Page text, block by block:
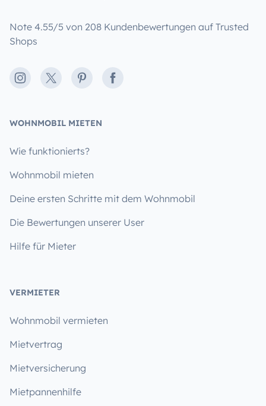
Note 4.55/5 von 208 Kundenbewertungen auf Trusted
Shops
Instagram
X PinterestFacebook
WOHNMOBIL MIETEN
Wie funktionierts?
Wohnmobil mieten
Deine ersten Schritte mit dem Wohnmobil
Die Bewertungen unserer User
Hilfe für Mieter
VERMIETER
Wohnmobil vermieten
Mietvertrag
Mietversicherung
Mietpannenhilfe